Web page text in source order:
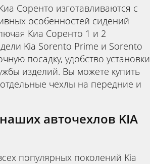
Соренто изготавливаются с
особенностей сидений
Киа Соренто 1 и 2
Kia Sorento Prime и Sorento
посадку, удобство установки
изделий. Вы можете купить
чехлы на передние и
авточехлов KIA
популярных поколений Kia